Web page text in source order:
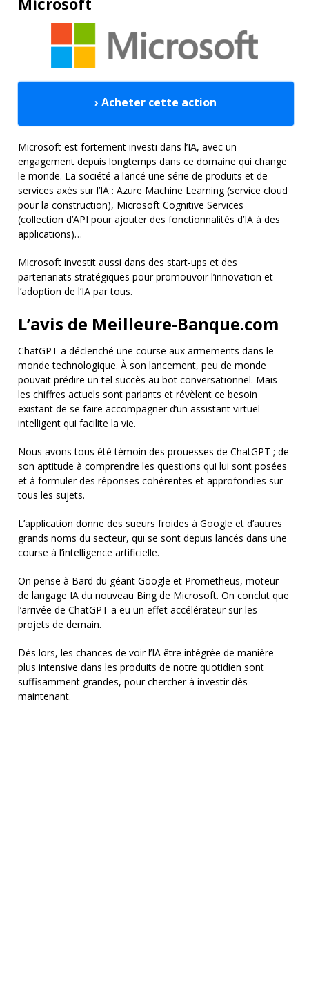
› Acheter cette action
Microsoft est fortement investi dans l’IA, avec un
engagement depuis longtemps dans ce domaine qui change
le monde. La société a lancé une série de produits et de
services axés sur l’IA : Azure Machine Learning (service cloud
pour la construction), Microsoft Cognitive Services
(collection d’API pour ajouter des fonctionnalités d’IA à des
applications)…
Microsoft investit aussi dans des start-ups et des
partenariats stratégiques pour promouvoir l’innovation et
l’adoption de l’IA par tous.
L’avis de Meilleure-Banque.com
ChatGPT a déclenché une course aux armements dans le
monde technologique.À son lancement, peu de monde
pouvait prédire un tel succès au bot conversationnel. Mais
les chiffres actuels sont parlants et révèlent ce besoin
existant de se faire accompagner d’un assistant virtuel
intelligent qui facilite la vie.
Nous avons tous été témoin des prouesses de ChatGPT ; de
son aptitude à comprendre les questions qui lui sont posées
et à formuler des réponses cohérentes et approfondies sur
tous les sujets.
L’application donne des sueurs froides à Google et d’autres
grands noms du secteur, qui se sont depuis lancés dans une
course à l’intelligence artificielle.
On pense à Bard du géant Google et Prometheus, moteur
de langage IA du nouveau Bing de Microsoft. On conclut que
l’arrivée de ChatGPT a eu un effet accélérateur sur les
projets de demain.
Dès lors, les chances de voir l’IA être intégrée de manière
plus intensive dans les produits de notre quotidien sont
suffisamment grandes, pour chercher à investir dès
maintenant.